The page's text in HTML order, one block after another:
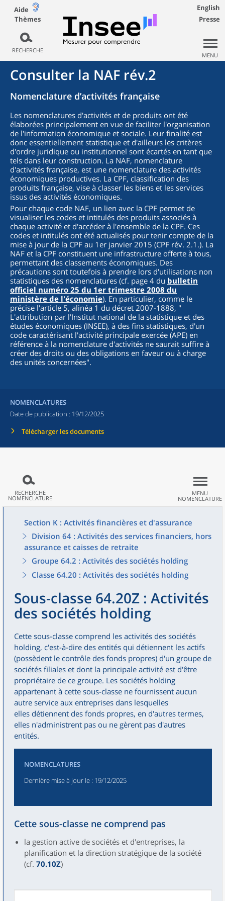
Aide
Thèmes
RECHERCHE
English
Presse
MENU
Consulter la NAF rév.2
Nomenclature d’activités française
Les nomenclatures d'activités et de produits ont été
élaborées principalement en vue de faciliter l'organisation
de l'information économique et sociale. Leur finalité est
donc essentiellement statistique et d'ailleurs les critères
d'ordre juridique ou institutionnel sont écartés en tant que
tels dans leur construction. La NAF, nomenclature
d'activités française, est une nomenclature des activités
économiques productives. La CPF, classification des
produits française, vise à classer les biens et les services
issus des activités économiques.
Pour chaque code NAF, un lien avec la CPF permet de
visualiser les codes et intitulés des produits associés à
chaque activité et d'accéder à l'ensemble de la CPF. Ces
codes et intitulés ont été actualisés pour tenir compte de la
mise à jour de la CPF au 1er janvier 2015 (CPF rév. 2.1.). La
NAF et la CPF constituent une infrastructure offerte à tous,
permettant des classements économiques. Des
précautions sont toutefois à prendre lors d'utilisations non
statistiques des nomenclatures (cf. page 4 du bulletin
officiel numéro 25 du 1er trimestre 2008 du
ministère de l'économie). En particulier, comme le
précise l'article 5, alinéa 1 du décret 2007-1888, "
L'attribution par l'Institut national de la statistique et des
études économiques (INSEE), à des fins statistiques, d'un
code caractérisant l'activité principale exercée (APE) en
référence à la nomenclature d'activités ne saurait suffire à
créer des droits ou des obligations en faveur ou à charge
des unités concernées".
NOMENCLATURES
Date de publication : 19/12/2025
Télécharger les documents
RECHERCHE
NOMENCLATURE
MENU
NOMENCLATURE
Section K : Activités financières et d'assurance
Division 64 : Activités des services financiers, hors
assurance et caisses de retraite
Groupe 64.2 : Activités des sociétés holding
Classe 64.20 : Activités des sociétés holding
Sous-classe 64.20Z : Activités
des sociétés holding
Cette sous-classe comprend les activités des sociétés
holding, c'est-à-dire des entités qui détiennent les actifs
(possèdent le contrôle des fonds propres) d'un groupe de
sociétés filiales et dont la principale activité est d'être
propriétaire de ce groupe. Les sociétés holding
appartenant à cette sous-classe ne fournissent aucun
autre service aux entreprises dans lesquelles
elles détiennent des fonds propres, en d'autres termes,
elles n'administrent pas ou ne gèrent pas d'autres
entités.
NOMENCLATURES
Dernière mise à jour le : 19/12/2025
Cette sous-classe ne comprend pas
la gestion active de sociétés et d'entreprises, la
planification et la direction stratégique de la société
(cf. 70.10Z)